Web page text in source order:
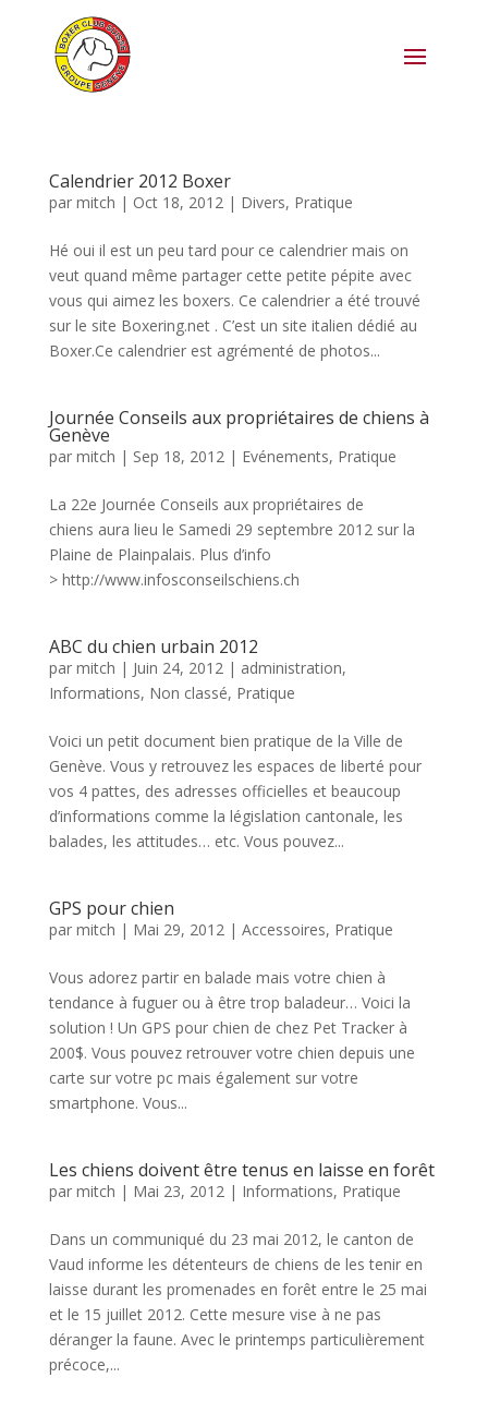
Calendrier 2012 Boxer
par mitch | Oct 18, 2012| Divers, Pratique
Hé oui il est un peu tard pour ce calendrier mais on
veut quand même partager cette petite pépite avec
vous qui aimez les boxers. Ce calendrier a été trouvé
sur le site Boxering.net . C’est un site italien dédié au
Boxer.Ce calendrier est agrémenté de photos...
Journée Conseils aux propriétaires de chiens à
Genève
par mitch | Sep 18, 2012| Evénements, Pratique
La 22e Journée Conseils aux propriétaires de
chiens aura lieu le Samedi 29 septembre 2012 sur la
Plaine de Plainpalais. Plus d’info
> http://www.infosconseilschiens.ch
ABC du chien urbain 2012
par mitch | Juin 24, 2012| administration,
Informations, Non classé, Pratique
Voici un petit document bien pratique de la Ville de
Genève. Vous y retrouvez les espaces de liberté pour
vos 4 pattes, des adresses officielles et beaucoup
d’informations comme la législation cantonale, les
balades, les attitudes… etc. Vous pouvez...
GPS pour chien
par mitch | Mai 29, 2012| Accessoires, Pratique
Vous adorez partir en balade mais votre chien à
tendance à fuguer ou à être trop baladeur… Voici la
solution ! Un GPS pour chien de chez Pet Tracker à
200$. Vous pouvez retrouver votre chien depuis une
carte sur votre pc mais également sur votre
smartphone. Vous...
Les chiens doivent être tenus en laisse en forêt
par mitch | Mai 23, 2012| Informations, Pratique
Dans un communiqué du 23 mai 2012, le canton de
Vaud informe les détenteurs de chiens de les tenir en
laisse durant les promenades en forêt entre le 25 mai
et le 15 juillet 2012. Cette mesure vise à ne pas
déranger la faune. Avec le printemps particulièrement
précoce,...